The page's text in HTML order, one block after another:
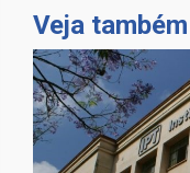
Veja também